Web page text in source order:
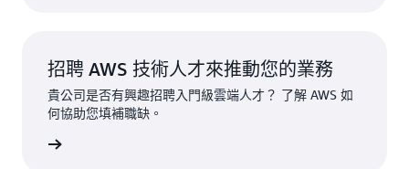
Educate
招聘 AWS 技術人才來推動您的業務
貴公司是否有興趣招聘入門級雲端人才？ 了解 AWS 如
何協助您填補職缺。